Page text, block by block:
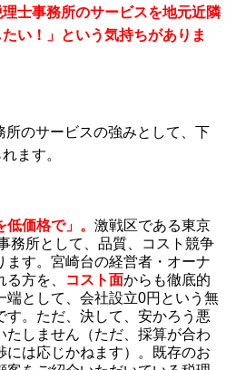
理士事務所のサービスを地元近隣
い！」という気持ちがありま
所のサービスの強みとして、下
ます。
低価格で」。 激戦区である東京
務所として、品質、コスト競争
ます。宮崎台の経営者・オーナ
方を、
コスト面からも徹底的
端として、会社設立0円という無
す。ただ、決して、安かろう悪
たしません（ただ、採算が合わ
には応じかねます）。既存のお